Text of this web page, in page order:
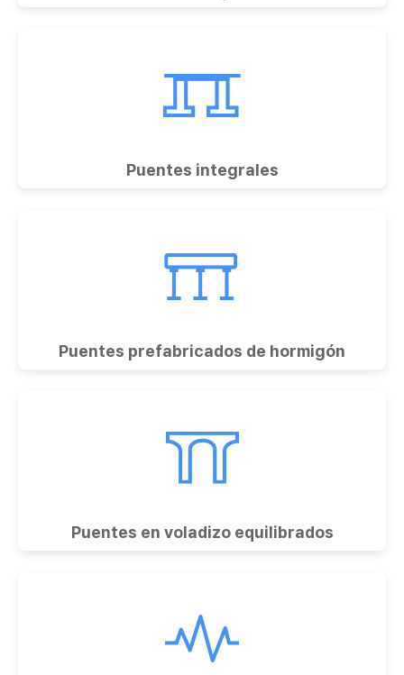
Puentes integrales
Puentes prefabricados de hormigón
Puentes en voladizo equilibrados